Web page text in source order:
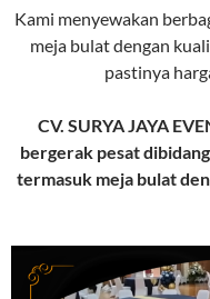
Kami menyewakan
meja bulat dengan
pastinya
CV. SURYA JAYA
bergerak pesat
termasuk meja bulat